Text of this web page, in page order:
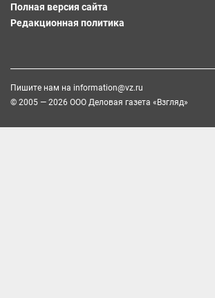
Полная версия сайта
Редакционная политика
Пишите нам на information@vz.ru
© 2005 — 2026 ООО Деловая газета «Взгляд»